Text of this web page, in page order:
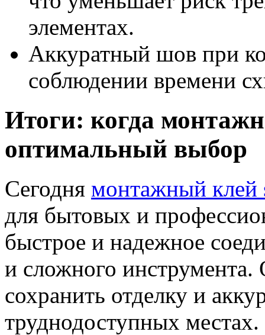
элементах.
Аккуратный шов при
соблюдении времени
Итоги: когда
оптимальный выбор
Сегодня монтажный клей
для бытовых и
быстрое и надежное
и сложного
сохранить отделку и
труднодоступных местах.